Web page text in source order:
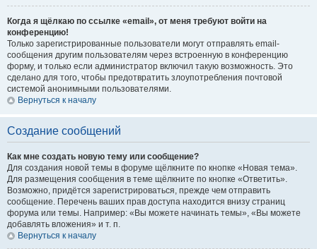
Когда я щёлкаю по ссылке «email», от меня требуют войти на
конференцию!
Только зарегистрированные пользователи могут отправлять email-
сообщения другим пользователям через встроенную в конференцию
форму, и только если администратор включил такую возможность. Это
сделано для того, чтобы предотвратить злоупотребления почтовой
системой анонимными пользователями.
Вернуться к началу
Создание сообщений
Как мне создать новую тему или сообщение?
Для создания новой темы в форуме щёлкните по кнопке «Новая тема».
Для размещения сообщения в теме щёлкните по кнопке «Ответить».
Возможно, придётся зарегистрироваться, прежде чем отправить
сообщение. Перечень ваших прав доступа находится внизу страниц
форума или темы. Например: «Вы можете начинать темы», «Вы можете
добавлять вложения» и т. п.
Вернуться к началу